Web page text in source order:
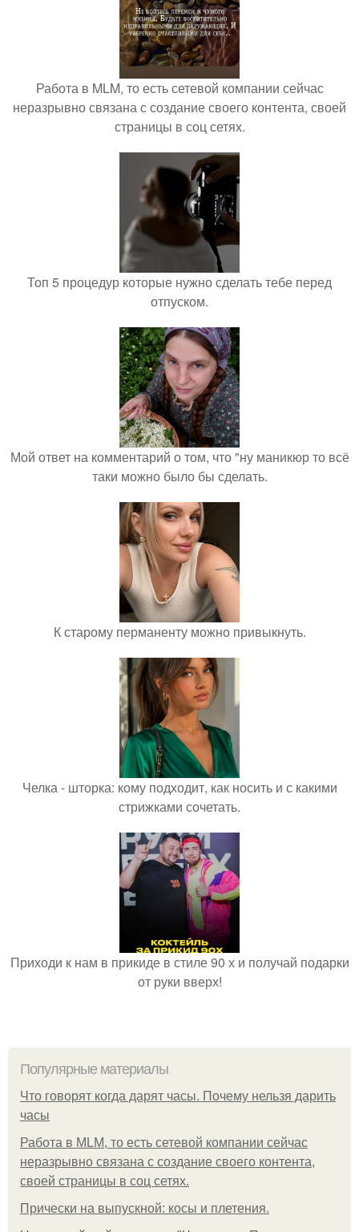
Работа в MLM, то есть сетевой компании сейчас
неразрывно связана с создание своего контента, своей
страницы в соц сетях.
Топ 5 процедур которые нужно сделать тебе перед
отпуском.
Мой ответ на комментарий о том, что "ну маникюр то всё
таки можно было бы сделать.
К старому перманенту можно привыкнуть.
Челка - шторка: кому подходит, как носить и с какими
стрижками сочетать.
Приходи к нам в прикиде в стиле 90 х и получай подарки
от руки вверх!
Популярные материалы
Что говорят когда дарят часы. Почему нельзя дарить
часы
Работа в MLM, то есть сетевой компании сейчас
неразрывно связана с создание своего контента,
своей страницы в соц сетях.
Прически на выпускной: косы и плетения.